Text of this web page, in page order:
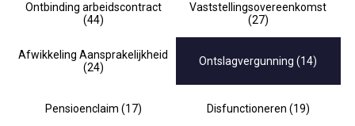
Ontbinding arbeidscontract
(44)
Vaststellingsovereenkomst
(27)
Afwikkeling Aansprakelijkheid
(24)
Ontslagvergunning (14)
Pensioenclaim (17) Disfunctioneren (19)